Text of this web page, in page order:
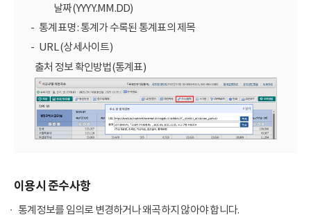
날짜(YYYY.MM.DD)
통계표명 : 통계가 수록된 통계표의 제목
URL (상세사이트)
출처 정보 확인방법(통계표)
이용시 준수사항
통계정보를 임의로 변경하거나 왜곡하지 않아야 합니다.